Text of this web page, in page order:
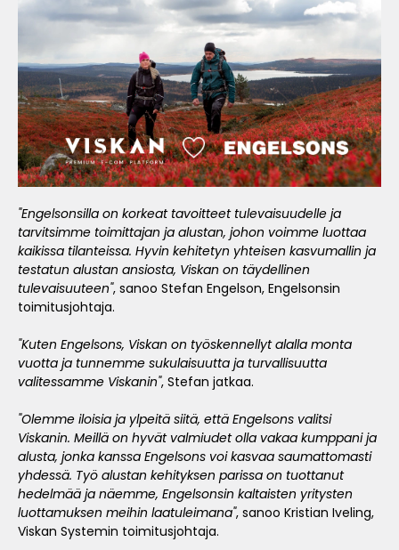
"Engelsonsilla on korkeat tavoitteet tulevaisuudelle ja
tarvitsimme toimittajan ja alustan, johon voimme luottaa
kaikissa tilanteissa. Hyvin kehitetyn yhteisen kasvumallin ja
testatun alustan ansiosta, Viskan on täydellinen
tulevaisuuteen", sanoo Stefan Engelson, Engelsonsin
toimitusjohtaja.
"Kuten Engelsons, Viskan on työskennellyt alalla monta
vuotta ja tunnemme sukulaisuutta ja turvallisuutta
valitessamme Viskanin", Stefan jatkaa.
"Olemme iloisia ja ylpeitä siitä, että Engelsons valitsi
Viskanin. Meillä on hyvät valmiudet olla vakaa kumppani ja
alusta, jonka kanssa Engelsons voi kasvaa saumattomasti
yhdessä. Työ alustan kehityksen parissa on tuottanut
hedelmää ja näemme, Engelsonsin kaltaisten yritysten
luottamuksen meihin laatuleimana", sanoo Kristian Iveling,
Viskan Systemin toimitusjohtaja.